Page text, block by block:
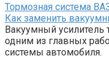
Тормозная система
Как заменить
Вакуумный усилитель
одним из главных
системы автомобиля.